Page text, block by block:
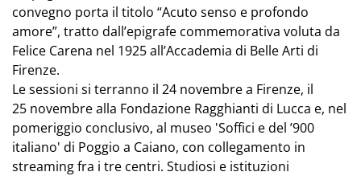
convegno porta il titolo “Acuto senso e profondo
amore”, tratto dall’epigrafe commemorativa voluta da
Felice Carena nel 1925 all’Accademia di Belle Arti di
Firenze.
Le sessioni si terranno il 24 novembre a Firenze, il
25 novembre alla Fondazione Ragghianti di Lucca e, nel
pomeriggio conclusivo, al museo 'Soffici e del ’900
italiano' di Poggio a Caiano, con collegamento in
streaming fra i tre centri. Studiosi e istituzioni